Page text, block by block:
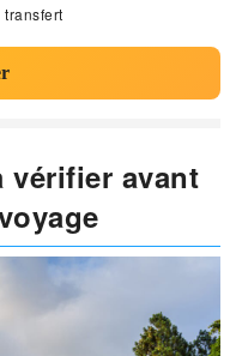
transfert
vérifier avant